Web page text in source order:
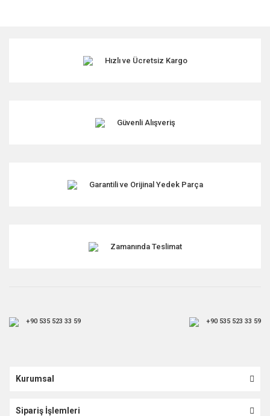
Ürün resmi kalitesiz, bozuk veya görüntülenemiyor.
Ürün fiyatı diğer sitelerden daha pahalı.
Hızlı ve Ücretsiz Kargo
Güvenli Alışveriş
Garantili ve Orijinal Yedek Parça
Zamanında Teslimat
+90 535 523 33 59 +90 535 523 33 59
Kurumsal
Sipariş İşlemleri